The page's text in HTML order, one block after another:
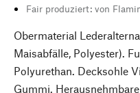
Fair produziert: von
Obermaterial
Maisabfälle, Polyester).
Polyurethan. Decksohle
Gummi.